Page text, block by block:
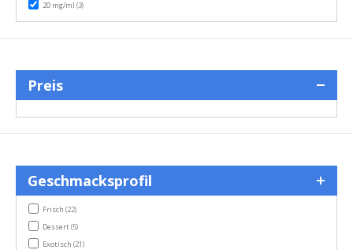
20 mg/ml(3)items
Preis
Geschmacksprofil
Frisch(22)items
Dessert(5)items
Exotisch(21)items